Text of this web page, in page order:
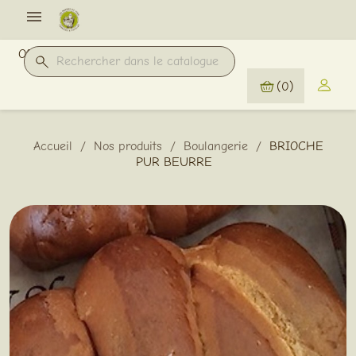

Offres Pro
(0)
Accueil Nos produits Boulangerie
BRIOCHE
PUR BEURRE